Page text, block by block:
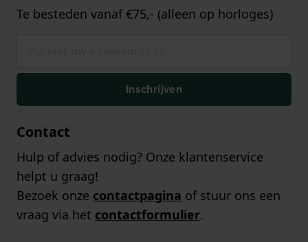
Te besteden vanaf €75,- (alleen op horloges)
Inschrijven
Contact
Hulp of advies nodig? Onze klantenservice
helpt u graag!
Bezoek onze contactpagina of stuur ons een
vraag via het contactformulier.